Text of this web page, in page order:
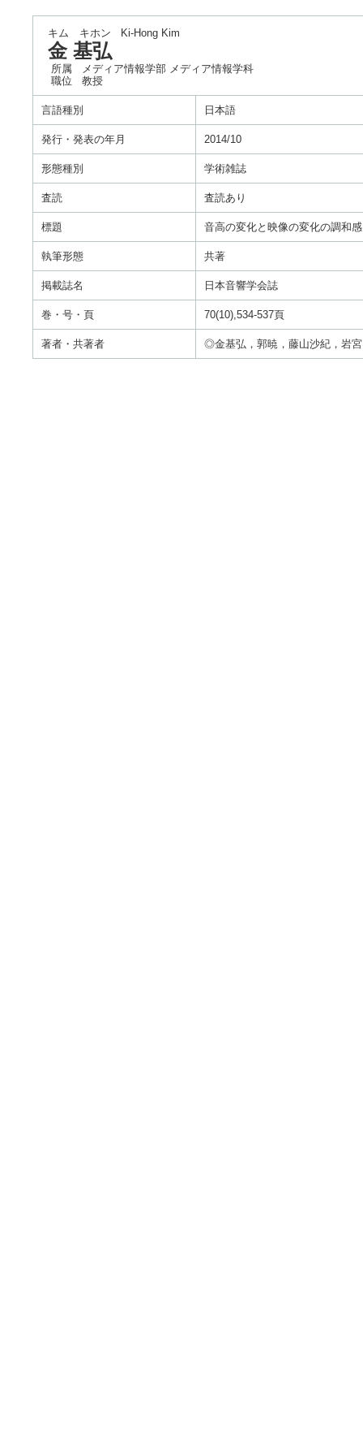
キム キホン Ki-Hong Kim
金 基弘
所属
メディア情報学部 メディア情報学科
職位
教授
言語種別 日本語
発行・発表の年月 2014/10
形態種別 学術雑誌
査読 査読あり
標題 音高の変化と映像の変化の調和
執筆形態 共著
掲載誌名 日本音響学会誌
巻・号・頁 70(10),534-537頁
著者・共著者 ◎金基弘，郭暁，藤山沙紀，岩